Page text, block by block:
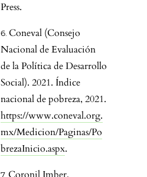
Press.
Coneval (Consejo
Nacional de Evaluación
de la Política de Desarrollo
Social). 2021. Índice
nacional de pobreza, 2021.
https://www.coneval.org.
mx/Medicion/Paginas/Po
brezaInicio.aspx.